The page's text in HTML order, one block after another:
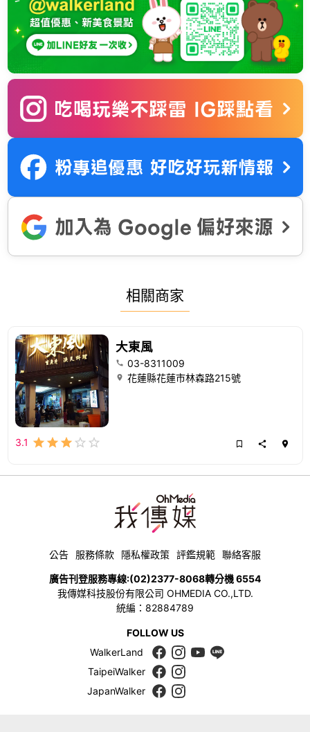
相關商家
大東風
03-8311009
花蓮縣花蓮市林森路215號
3.1
公告 服務條款 隱私權政策 評鑑規範 聯絡客服
廣告刊登服務專線:(02)2377-8068轉分機 6554
我傳媒科技股份有限公司 OHMEDIA CO.,LTD.
統編：82884789
FOLLOW US
WalkerLand
TaipeiWalker
JapanWalker